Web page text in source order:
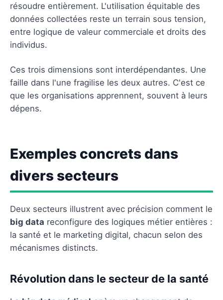
résoudre entièrement. L'utilisation équitable des
données collectées reste un terrain sous tension,
entre logique de valeur commerciale et droits des
individus.
Ces trois dimensions sont interdépendantes. Une
faille dans l'une fragilise les deux autres. C'est ce
que les organisations apprennent, souvent à leurs
dépens.
Exemples concrets dans
divers secteurs
Deux secteurs illustrent avec précision comment le
big data reconfigure des logiques métier entières :
la santé et le marketing digital, chacun selon des
mécanismes distincts.
Révolution dans le secteur de la santé